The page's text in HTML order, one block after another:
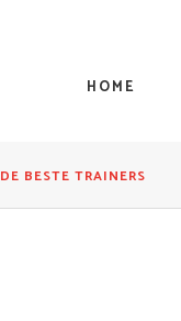
HOME
DE BESTE TRAINERS